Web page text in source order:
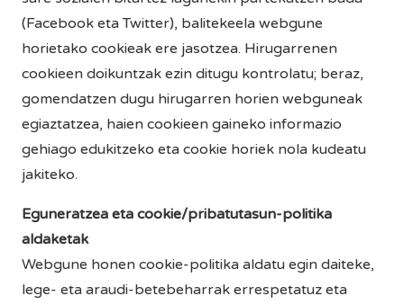
(Facebook eta Twitter), balitekeela webgune
horietako cookieak ere jasotzea. Hirugarrenen
cookieen doikuntzak ezin ditugu kontrolatu; beraz,
gomendatzen dugu hirugarren horien webguneak
egiaztatzea, haien cookieen gaineko informazio
gehiago edukitzeko eta cookie horiek nola kudeatu
jakiteko.
Eguneratzea eta cookie/pribatutasun-politika
aldaketak
Webgune honen cookie-politika aldatu egin daiteke,
lege- eta araudi-betebeharrak errespetatuz eta